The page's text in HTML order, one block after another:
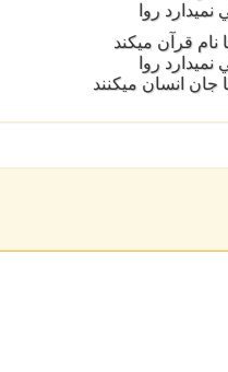
نميدارد روا
نام قرآن ميكند
نميدارد روا
جان انسان ميكنند